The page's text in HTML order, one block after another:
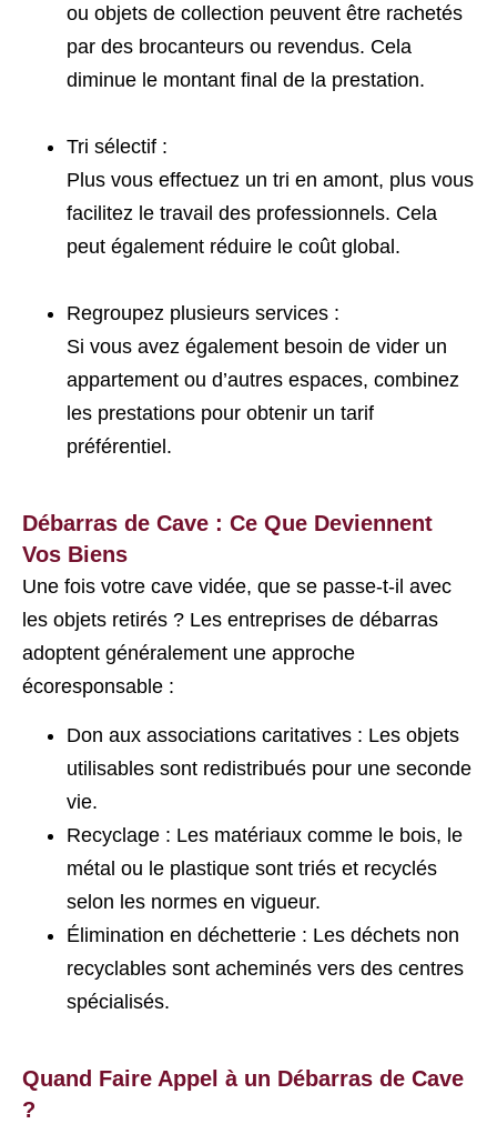
ou objets de collection peuvent être rachetés
par des brocanteurs ou revendus. Cela
diminue le montant final de la prestation.
Tri sélectif :
Plus vous effectuez un tri en amont, plus vous
facilitez le travail des professionnels. Cela
peut également réduire le coût global.
Regroupez plusieurs services :
Si vous avez également besoin de vider un
appartement ou d’autres espaces, combinez
les prestations pour obtenir un tarif
préférentiel.
Débarras de Cave : Ce Que Deviennent
Vos Biens
Une fois votre cave vidée, que se passe-t-il avec
les objets retirés ? Les entreprises de débarras
adoptent généralement une approche
écoresponsable :
Don aux associations caritatives : Les objets
utilisables sont redistribués pour une seconde
vie.
Recyclage : Les matériaux comme le bois, le
métal ou le plastique sont triés et recyclés
selon les normes en vigueur.
Élimination en déchetterie : Les déchets non
recyclables sont acheminés vers des centres
spécialisés.
Quand Faire Appel à un Débarras de Cave
?